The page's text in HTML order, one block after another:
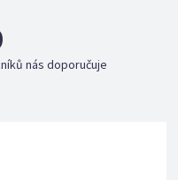
nás doporučuje